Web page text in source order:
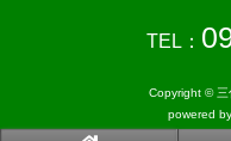
TEL：
Copyright © 三
powered